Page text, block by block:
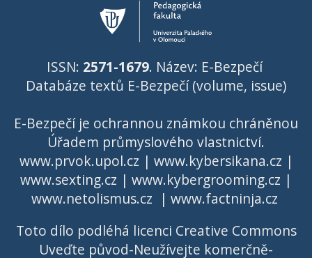
ISSN: 2571-1679. Název: E-Bezpečí
Databáze textů E-Bezpečí (volume, issue)
E-Bezpečí je ochrannou známkou chráněnou
Úřadem průmyslového vlastnictví.
www.prvok.upol.cz | www.kybersikana.cz |
www.sexting.cz | www.kybergrooming.cz |
www.netolismus.cz | www.factninja.cz
Toto dílo podléhá licenci Creative Commons
Uveďte původ-Neužívejte komerčně-